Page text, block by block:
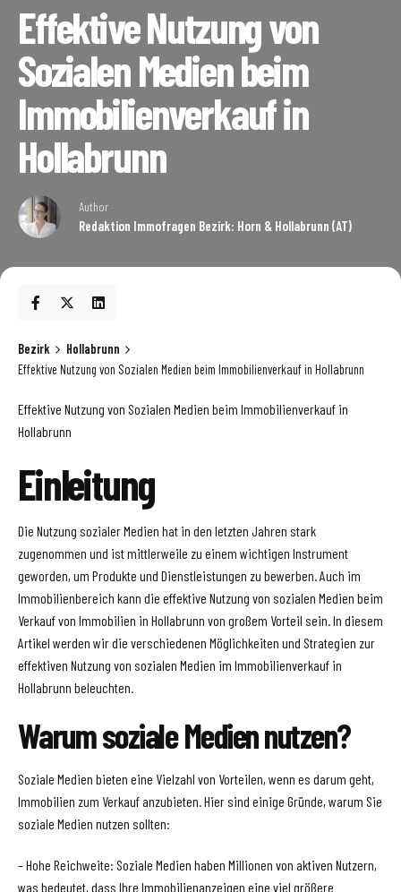
Effektive Nutzung von
Sozialen Medien beim
Immobilienverkauf in
Hollabrunn
Author
Redaktion Immofragen Bezirk: Horn & Hollabrunn (AT)
Bezirk
Hollabrunn
Effektive Nutzung von Sozialen Medien beim Immobilienverkauf in Hollabrunn
Effektive Nutzung von Sozialen Medien beim Immobilienverkauf in
Hollabrunn
Einleitung
Die Nutzung sozialer Medien hat in den letzten Jahren stark
zugenommen und ist mittlerweile zu einem wichtigen Instrument
geworden, um Produkte und Dienstleistungen zu bewerben. Auch im
Immobilienbereich kann die effektive Nutzung von sozialen Medien beim
Verkauf von Immobilien in Hollabrunn von großem Vorteil sein. In diesem
Artikel werden wir die verschiedenen Möglichkeiten und Strategien zur
effektiven Nutzung von sozialen Medien im Immobilienverkauf in
Hollabrunn beleuchten.
Warum soziale Medien nutzen?
Soziale Medien bieten eine Vielzahl von Vorteilen, wenn es darum geht,
Immobilien zum Verkauf anzubieten. Hier sind einige Gründe, warum Sie
soziale Medien nutzen sollten:
– Hohe Reichweite: Soziale Medien haben Millionen von aktiven Nutzern,
was bedeutet, dass Ihre Immobilienanzeigen eine viel größere